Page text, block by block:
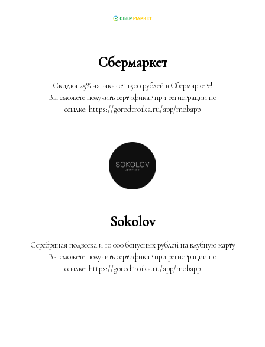
Сбермаркет
Скидка 25% на заказ от 1500 рублей в Сбермаркете!
Вы сможете получить сертификат при регистрации по
ссылке: https://gorodtroika.ru/app/mobapp
Sokolov
Серебряная подвеска и 10 000 бонусных рублей на клубную карту
Вы сможете получить сертификат при регистрации по
ссылке: https://gorodtroika.ru/app/mobapp